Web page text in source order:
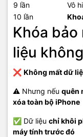
9 lần
Vô
10 lần
Khóa
liệu
❌ Không mất dữ
⚠️ Nhưng nếu quên
xóa toàn bộ iPhone
✅ Dữ liệu chỉ khôi
máy tính trước đó